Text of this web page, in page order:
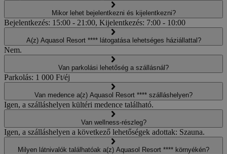
Mikor lehet bejelentkezni és kijelentkezni?
Bejelentkezés: 15:00 - 21:00, Kijelentkezés: 7:00 - 10:00
A(z) Aquasol Resort **** látogatása lehetséges háziállattal?
Nem.
Van parkolási lehetőség a szállásnál?
Parkolás: 1 000 Ft/éj
Van medence a(z) Aquasol Resort **** szálláshelyen?
Igen, a szálláshelyen kültéri medence található.
Van wellness-részleg?
Igen, a szálláshelyen a következő lehetőségek adottak: Szauna.
Milyen látnivalók találhatóak a(z) Aquasol Resort **** környékén?